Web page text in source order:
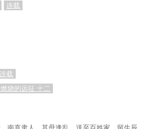
连载
连载
烧的远征 十二